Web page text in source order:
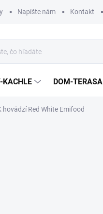
Napíšte nám Kontakt
KACHLE DOM-TERASA
hovädzí Red White Emifood